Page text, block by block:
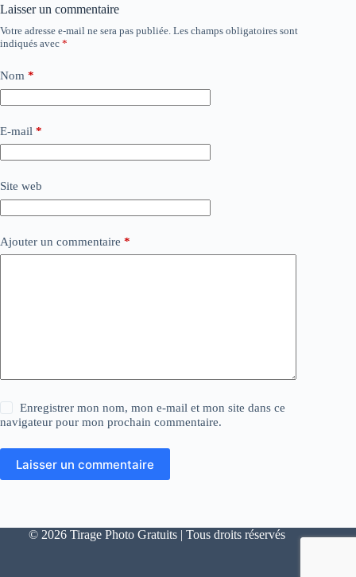
Laisser un commentaire
Votre adresse e-mail ne sera pas publiée. Les champs obligatoires sont
indiqués avec *
Nom *
E-mail *
Site web
Ajouter un commentaire *
Enregistrer mon nom, mon e-mail et mon site dans ce
navigateur pour mon prochain commentaire.
Laisser un commentaire
© 2026 Tirage Photo Gratuits | Tous droits réservés